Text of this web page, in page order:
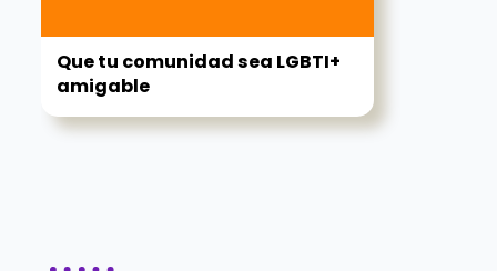
Que tu comunidad sea LGBTI+
amigable